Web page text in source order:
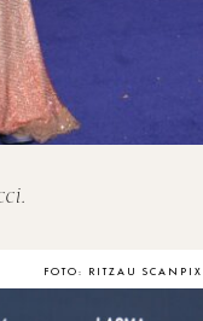
FOTO: RITZAU SCANPIX